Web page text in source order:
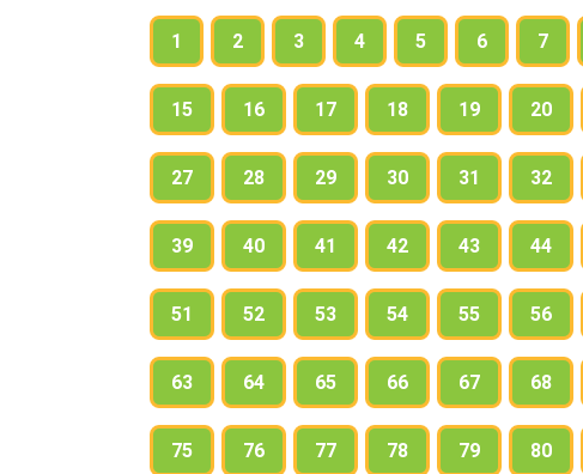
1 2 3 4 5 6 7
15 16 17 18 19 20
27 28 29 30 31 32
39 40 41 42 43 44
51 52 53 54 55 56
63 64 65 66 67 68
75 76 77 78 79 80